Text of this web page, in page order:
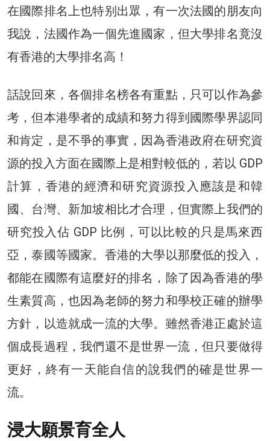
在國際排名上也特别出眾，有一次法國的朋友向
我說，法國作為一個先進國家，但大學排名竟沒
有香港的大學排名高！
話說回來，各個排名榜各有重點，只可以作為參
考，但本港學者的成績和努力得到國際學界認同
和肯定，是不爭的事實，因為香港政府在研究資
源的投入方面在國際上是相對較低的，若以 GDP
計算，香港的經濟和研究資源投入應該是和韓
國、台灣、新加坡相比才合理，但實際上我們的
研究投入佔 GDP 比例，可以比較的只是馬來西
亞，泰國等國家。香港的大學以那麼低的投入，
都能在國際有這麼好的排名，除了因為香港的學
生素質高，也因為老師的努力和學校正確的辦學
方針，以造就成一流的大學。雖然香港正處於這
個成長過程，我們還不是世界一流，但只要做得
更好，終有一天能自信的說我們的確是世界一
流。
浸大願景育全人